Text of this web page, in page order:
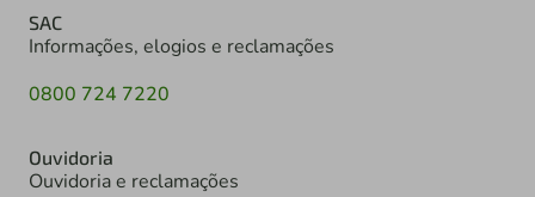
SAC
Informações, elogios e reclamações
0800 724 7220
Ouvidoria
Ouvidoria e reclamações